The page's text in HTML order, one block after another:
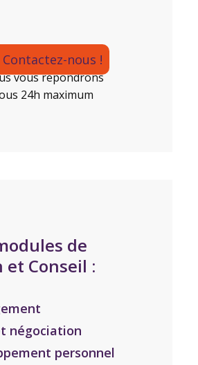
Contactez-nous !
vous répondrons
24h maximum
de
et Conseil :
négociation
personnel